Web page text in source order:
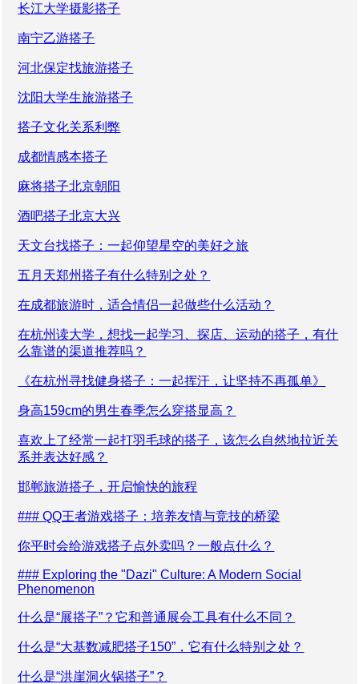
长江大学摄影搭子
南宁乙游搭子
河北保定找旅游搭子
沈阳大学生旅游搭子
搭子文化关系利弊
成都情感本搭子
麻将搭子北京朝阳
酒吧搭子北京大兴
天文台找搭子：一起仰望星空的美好之旅
五月天郑州搭子有什么特别之处？
在成都旅游时，适合情侣一起做些什么活动？
在杭州读大学，想找一起学习、探店、运动的搭子，有什
么靠谱的渠道推荐吗？
《在杭州寻找健身搭子：一起挥汗，让坚持不再孤单》
身高159cm的男生春季怎么穿搭显高？
喜欢上了经常一起打羽毛球的搭子，该怎么自然地拉近关
系并表达好感？
邯郸旅游搭子，开启愉快的旅程
### QQ王者游戏搭子：培养友情与竞技的桥梁
你平时会给游戏搭子点外卖吗？一般点什么？
### Exploring the "Dazi" Culture: A Modern Social
Phenomenon
什么是“展搭子”？它和普通展会工具有什么不同？
什么是“大基数减肥搭子150”，它有什么特别之处？
什么是“洪崖洞火锅搭子”？